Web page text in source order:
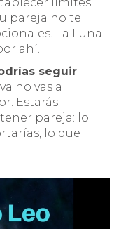
límites
pareja no te
La Luna
ahí.
seguir
no vas a
Estarás
pareja: lo
lo que